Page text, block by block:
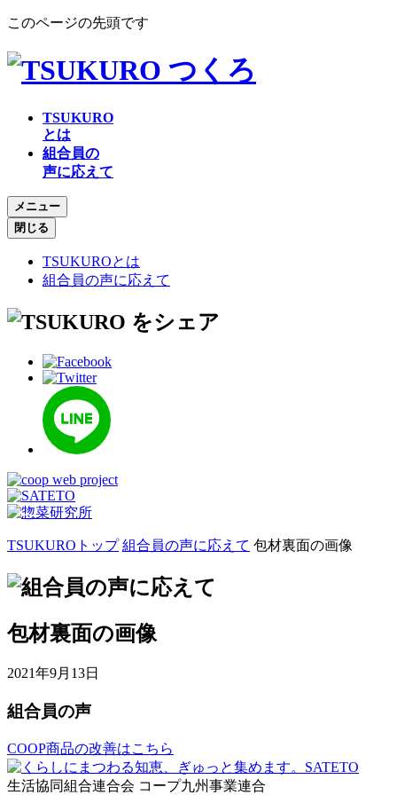
このページの先頭です
TSUKURO
とは
組合員の
声に応えて
メニュー
閉じる
TSUKUROとは
組合員の声に応えて
TSUKUROトップ 組合員の声に応えて 包材裏面の画像
包材裏面の画像
2021年9月13日
組合員の声
COOP商品の改善はこちら
生活協同組合連合会 コープ九州事業連合